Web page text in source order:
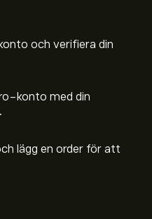
och verifiera din
konto med din
lägg en order för att